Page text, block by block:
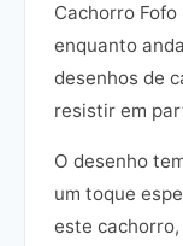
Cachorro
enquanto
desenhos de
resistir em
O desenho
um toque
este